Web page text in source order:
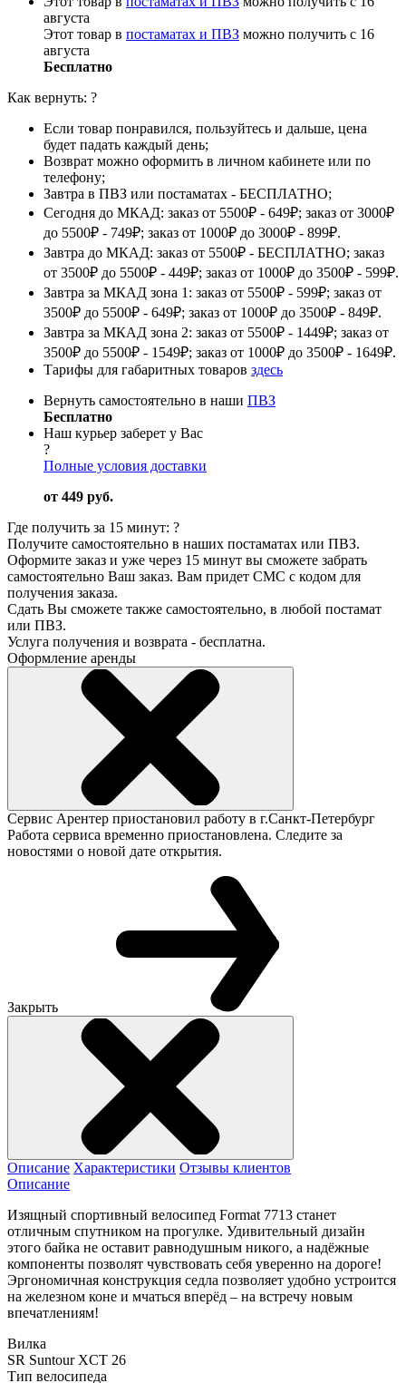
августа
Этот товар в постаматах и ПВЗ можно получить с 16
августа
Бесплатно
Как вернуть: ?
Если товар понравился, пользуйтесь и дальше, цена
будет падать каждый день;
Возврат можно оформить в личном кабинете или по
телефону;
Завтра в ПВЗ или постаматах - БЕСПЛАТНО;
Сегодня до МКАД: заказ от 5500₽ - 649₽; заказ от 3000₽
до 5500₽ - 749₽; заказ от 1000₽ до 3000₽ - 899₽.
Завтра до МКАД: заказ от 5500₽ - БЕСПЛАТНО; заказ
от 3500₽ до 5500₽ - 449₽; заказ от 1000₽ до 3500₽ - 599₽.
Завтра за МКАД зона 1: заказ от 5500₽ - 599₽; заказ от
3500₽ до 5500₽ - 649₽; заказ от 1000₽ до 3500₽ - 849₽.
Завтра за МКАД зона 2: заказ от 5500₽ - 1449₽; заказ от
3500₽ до 5500₽ - 1549₽; заказ от 1000₽ до 3500₽ - 1649₽.
Тарифы для габаритных товаров здесь
Вернуть самостоятельно в наши ПВЗ
Бесплатно
Наш курьер заберет у Вас
?
Полные условия доставки
от 449 руб.
Где получить за 15 минут: ?
Получите самостоятельно в наших постаматах или ПВЗ.
Оформите заказ и уже через 15 минут вы сможете забрать
самостоятельно Ваш заказ. Вам придет СМС с кодом для
получения заказа.
Сдать Вы сможете также самостоятельно, в любой постамат
или ПВЗ.
Услуга получения и возврата - бесплатна.
Оформление аренды
Сервис Арентер приостановил работу в г.Санкт-Петербург
Работа сервиса временно приостановлена. Следите за
новостями о новой дате открытия.
Закрыть
Описание Характеристики Отзывы клиентов
Описание
Изящный спортивный велосипед Format 7713 станет
отличным спутником на прогулке. Удивительный дизайн
этого байка не оставит равнодушным никого, а надёжные
компоненты позволят чувствовать себя уверенно на дороге!
Эргономичная конструкция седла позволяет удобно устроится
на железном коне и мчаться вперёд – на встречу новым
впечатлениям!
Вилка
SR Suntour XCT 26
Тип велосипеда